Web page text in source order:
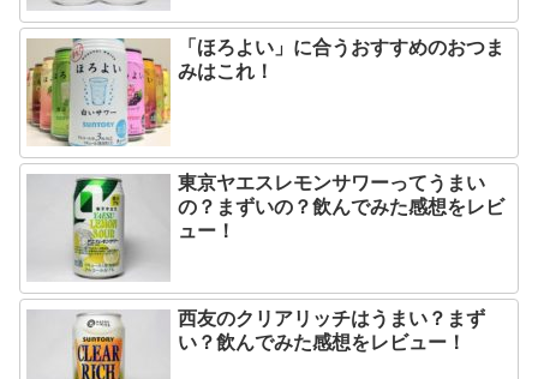
「ほろよい」に合うおすすめのおつま
みはこれ！
東京ヤエスレモンサワーってうまい
の？まずいの？飲んでみた感想をレビ
ュー！
西友のクリアリッチはうまい？まず
い？飲んでみた感想をレビュー！